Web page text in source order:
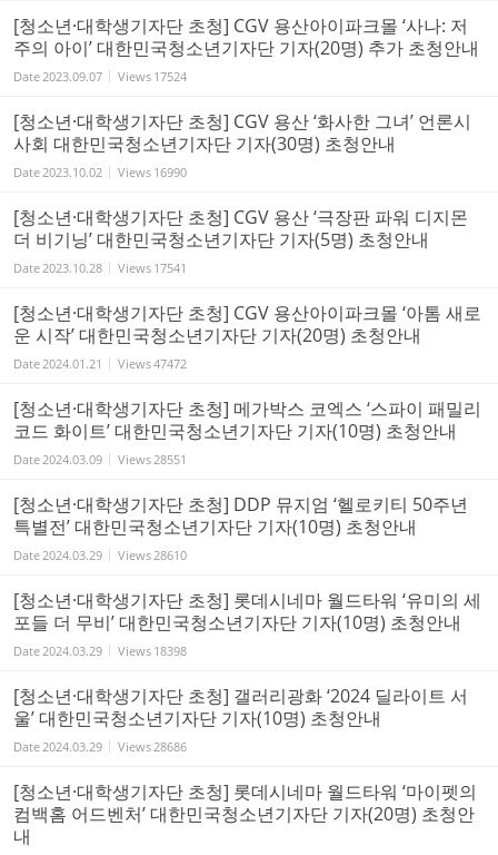
[청소년·대학생기자단 초청] CGV 용산아이파크몰 ‘사나: 저
주의 아이’ 대한민국청소년기자단 기자(20명) 추가 초청안내
Date2023.09.07 Views 17524
[청소년·대학생기자단 초청] CGV 용산 ‘화사한 그녀’ 언론시
사회 대한민국청소년기자단 기자(30명) 초청안내
Date2023.10.02 Views 16990
[청소년·대학생기자단 초청] CGV 용산 ‘극장판 파워 디지몬
더 비기닝’ 대한민국청소년기자단 기자(5명) 초청안내
Date2023.10.28 Views 17541
[청소년·대학생기자단 초청] CGV 용산아이파크몰 ‘아톰 새로
운 시작’ 대한민국청소년기자단 기자(20명) 초청안내
Date2024.01.21 Views47472
[청소년·대학생기자단 초청] 메가박스 코엑스 ‘스파이 패밀리
코드 화이트’ 대한민국청소년기자단 기자(10명) 초청안내
Date2024.03.09 Views28551
[청소년·대학생기자단 초청] DDP 뮤지엄 ‘헬로키티 50주년
특별전’ 대한민국청소년기자단 기자(10명) 초청안내
Date2024.03.29 Views28610
[청소년·대학생기자단 초청] 롯데시네마 월드타워 ‘유미의 세
포들 더 무비’ 대한민국청소년기자단 기자(10명) 초청안내
Date2024.03.29 Views 18398
[청소년·대학생기자단 초청] 갤러리광화 ‘2024 딜라이트 서
울’ 대한민국청소년기자단 기자(10명) 초청안내
Date2024.03.29 Views28686
[청소년·대학생기자단 초청] 롯데시네마 월드타워 ‘마이펫의
컴백홈 어드벤처’ 대한민국청소년기자단 기자(20명) 초청안
내